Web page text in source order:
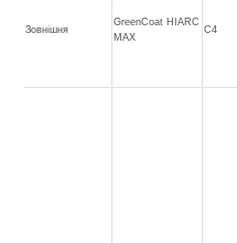
Зовнішня
GreenCoat HIARC
MAX
C4